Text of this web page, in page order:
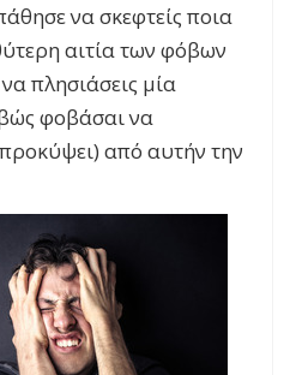
να σκεφτείς ποια
αιτία των φόβων
πλησιάσεις μία
φοβάσαι να
από αυτήν την